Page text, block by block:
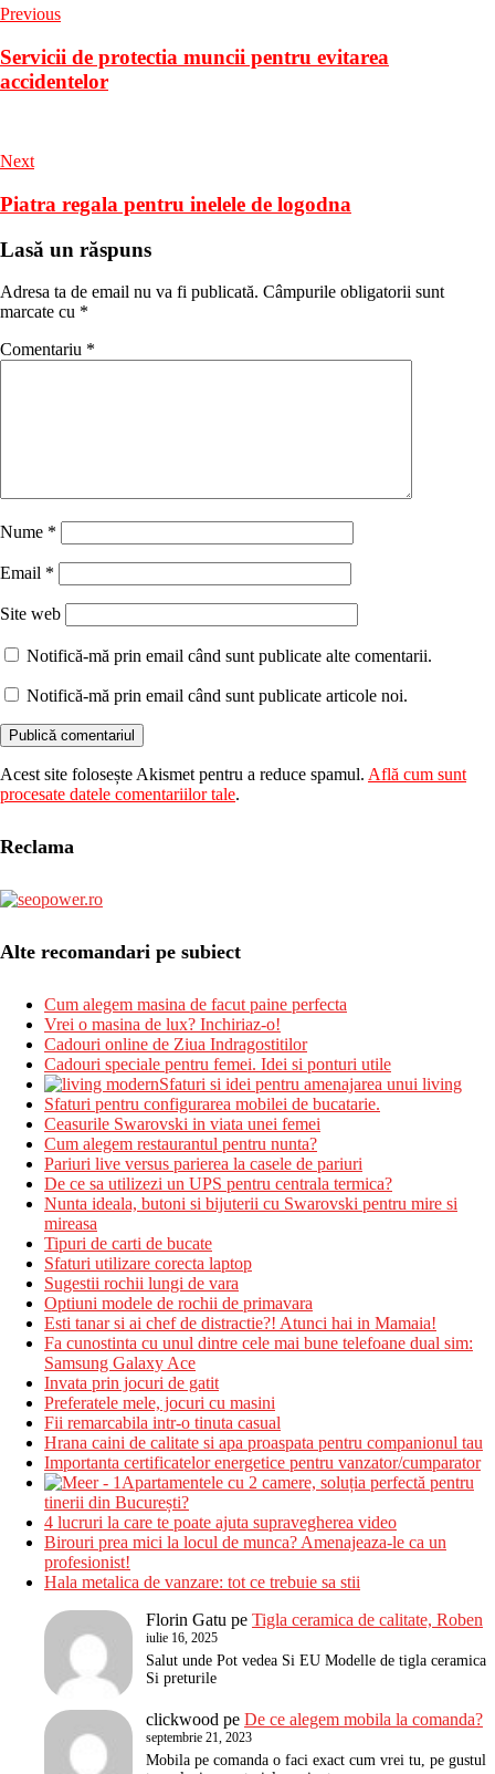
Previous
Servicii de protectia muncii pentru evitarea
accidentelor
Next
Piatra regala pentru inelele de logodna
Lasă un răspuns
Adresa ta de email nu va fi publicată. Câmpurile obligatorii sunt
marcate cu *
Comentariu *
Nume *
Email *
Site web
Notifică-mă prin email când sunt publicate alte comentarii.
Notifică-mă prin email când sunt publicate articole noi.
Acest site folosește Akismet pentru a reduce spamul. Află cum sunt
procesate datele comentariilor tale.
Reclama
Alte recomandari pe subiect
Cum alegem masina de facut paine perfecta
Vrei o masina de lux? Inchiriaz-o!
Cadouri online de Ziua Indragostitilor
Cadouri speciale pentru femei. Idei si ponturi utile
Sfaturi si idei pentru amenajarea unui living
Sfaturi pentru configurarea mobilei de bucatarie.
Ceasurile Swarovski in viata unei femei
Cum alegem restaurantul pentru nunta?
Pariuri live versus parierea la casele de pariuri
De ce sa utilizezi un UPS pentru centrala termica?
Nunta ideala, butoni si bijuterii cu Swarovski pentru mire si
mireasa
Tipuri de carti de bucate
Sfaturi utilizare corecta laptop
Sugestii rochii lungi de vara
Optiuni modele de rochii de primavara
Esti tanar si ai chef de distractie?! Atunci hai in Mamaia!
Fa cunostinta cu unul dintre cele mai bune telefoane dual sim:
Samsung Galaxy Ace
Invata prin jocuri de gatit
Preferatele mele, jocuri cu masini
Fii remarcabila intr-o tinuta casual
Hrana caini de calitate si apa proaspata pentru companionul tau
Importanta certificatelor energetice pentru vanzator/cumparator
Apartamentele cu 2 camere, soluția perfectă pentru
tinerii din București?
4 lucruri la care te poate ajuta supravegherea video
Birouri prea mici la locul de munca? Amenajeaza-le ca un
profesionist!
Hala metalica de vanzare: tot ce trebuie sa stii
Florin Gatu pe Tigla ceramica de calitate, Roben
iulie 16, 2025
Salut unde Pot vedea Si EU Modelle de tigla ceramica
Si preturile
clickwood pe De ce alegem mobila la comanda?
septembrie 21, 2023
Mobila pe comanda o faci exact cum vrei tu, pe gustul